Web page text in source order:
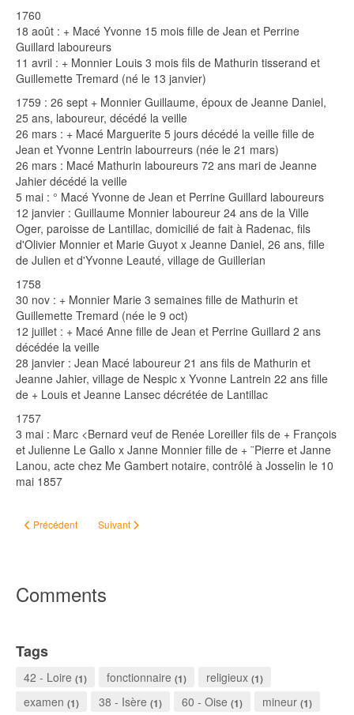
1760
18 août : + Macé Yvonne 15 mois fille de Jean et Perrine
Guillard laboureurs
11 avril : + Monnier Louis 3 mois fils de Mathurin tisserand et
Guillemette Tremard (né le 13 janvier)
1759 : 26 sept + Monnier Guillaume, époux de Jeanne Daniel,
25 ans, laboureur, décédé la veille
26 mars : + Macé Marguerite 5 jours décédé la veille fille de
Jean et Yvonne Lentrin labourreurs (née le 21 mars)
26 mars : Macé Mathurin laboureurs 72 ans mari de Jeanne
Jahier décédé la veille
5 mai : ° Macé Yvonne de Jean et Perrine Guillard laboureurs
12 janvier : Guillaume Monnier laboureur 24 ans de la Ville
Oger, paroisse de Lantillac, domicilié de fait à Radenac, fils
d'Olivier Monnier et Marie Guyot x Jeanne Daniel, 26 ans, fille
de Julien et d'Yvonne Leauté, village de Guillerian
1758
30 nov : + Monnier Marie 3 semaines fille de Mathurin et
Guillemette Tremard (née le 9 oct)
12 juillet : + Macé Anne fille de Jean et Perrine Guillard 2 ans
décédée la veille
28 janvier : Jean Macé laboureur 21 ans fils de Mathurin et
Jeanne Jahier, village de Nespic x Yvonne Lantrein 22 ans fille
de + Louis et Jeanne Lansec décrétée de Lantillac
1757
3 mai : Marc <Bernard veuf de Renée Loreiller fils de + François
et Julienne Le Gallo x Janne Monnier fille de + ¨Pierre et Janne
Lanou, acte chez Me Gambert notaire, contrôlé à Josselin le 10
mai 1857
Article précédent : Riantec
Précédent Article suivant : Pleugriffet
Suivant
Comments
Tags
42 - Loire (1) fonctionnaire (1) religieux (1)
examen (1) 38 - Isère (1) 60 - Oise (1) mineur (1)